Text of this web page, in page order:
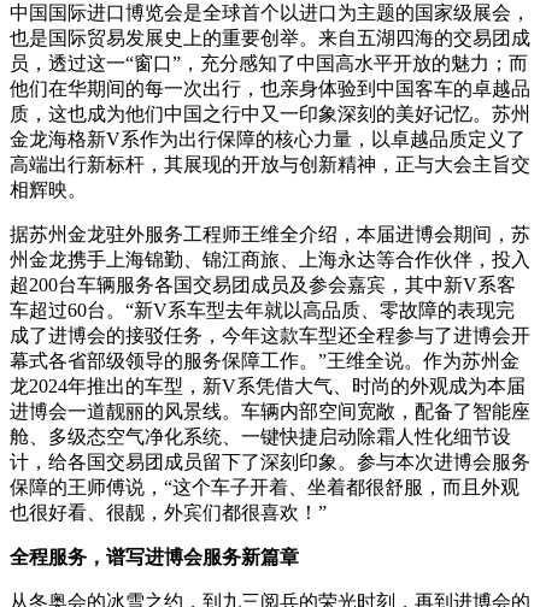
中国国际进口博览会是全球首个以进口为主题的国家级展会，
也是国际贸易发展史上的重要创举。来自五湖四海的交易团成
员，透过这一“窗口”，充分感知了中国高水平开放的魅力；而
他们在华期间的每一次出行，也亲身体验到中国客车的卓越品
质，这也成为他们中国之行中又一印象深刻的美好记忆。苏州
金龙海格新V系作为出行保障的核心力量，以卓越品质定义了
高端出行新标杆，其展现的开放与创新精神，正与大会主旨交
相辉映。
据苏州金龙驻外服务工程师王维全介绍，本届进博会期间，苏
州金龙携手上海锦勤、锦江商旅、上海永达等合作伙伴，投入
超200台车辆服务各国交易团成员及参会嘉宾，其中新V系客
车超过60台。“新V系车型去年就以高品质、零故障的表现完
成了进博会的接驳任务，今年这款车型还全程参与了进博会开
幕式各省部级领导的服务保障工作。”王维全说。作为苏州金
龙2024年推出的车型，新V系凭借大气、时尚的外观成为本届
进博会一道靓丽的风景线。车辆内部空间宽敞，配备了智能座
舱、多级态空气净化系统、一键快捷启动除霜人性化细节设
计，给各国交易团成员留下了深刻印象。参与本次进博会服务
保障的王师傅说，“这个车子开着、坐着都很舒服，而且外观
也很好看、很靓，外宾们都很喜欢！”
全程服务，谱写进博会服务新篇章
从冬奥会的冰雪之约，到九三阅兵的荣光时刻，再到进博会的